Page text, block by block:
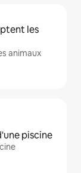
les
animaux
piscine